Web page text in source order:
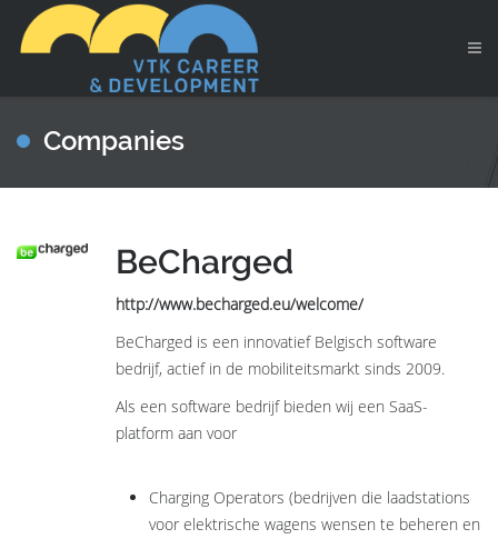
Companies
BeCharged
http://www.becharged.eu/welcome/
BeCharged is een innovatief Belgisch software
bedrijf, actief in de mobiliteitsmarkt sinds 2009.
Als een software bedrijf bieden wij een SaaS-
platform aan voor
Charging Operators (bedrijven die laadstations
voor elektrische wagens wensen te beheren en